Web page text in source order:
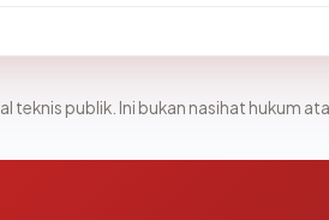
teknis publik. Ini bukan nasihat hukum